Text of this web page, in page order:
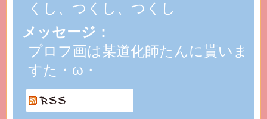
くし、つくし、つくし
メッセージ：
プロフ画は某道化師たんに貰いま
すた・ω・